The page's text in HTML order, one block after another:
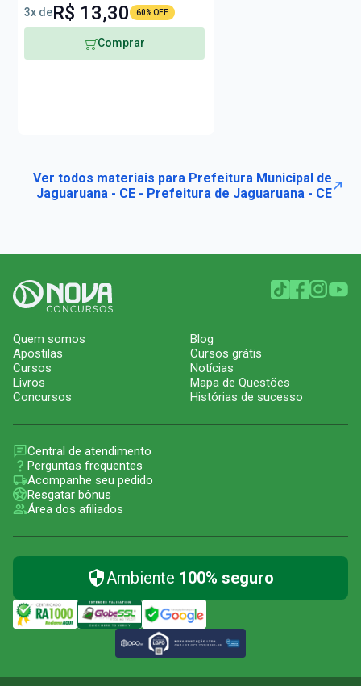
3x deR$ 13,30 60% OFF
Comprar
Ver todos materiais para Prefeitura Municipal de
Jaguaruana - CE - Prefeitura de Jaguaruana - CE
Quem somos
Apostilas
Cursos
Livros
Concursos
Blog
Cursos grátis
Notícias
Mapa de Questões
Histórias de sucesso
Central de atendimento
Perguntas frequentes
Acompanhe seu pedido
Resgatar bônus
Área dos afiliados
Ambiente 100% seguro